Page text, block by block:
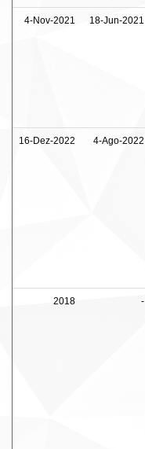
4-Nov-2021 18-Jun-2021
16-Dez-2022 4-Ago-2022
2018 -